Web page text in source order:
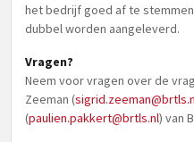
het bedrijf goed af te
dubbel worden aangeleverd.
Vragen?
Neem voor vragen over de
Zeeman (
(paulien.pakkert@brtls.nl) van